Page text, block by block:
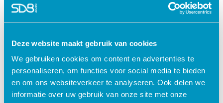
Deze website maakt gebruik van cookies
We gebruiken cookies om content en advertenties te
personaliseren, om functies voor social media te bieden
en om ons websiteverkeer te analyseren. Ook delen we
informatie over uw gebruik van onze site met onze
certificaat
schedule 60 MINUTEN
€ 27,50 shopping_cart